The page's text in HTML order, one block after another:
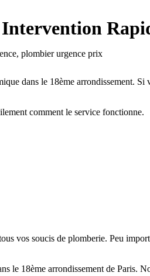
dans le 18ème arrondissement.
comment le service fonctionne.
vos soucis de plomberie. Peu
le 18ème arrondissement de Paris.